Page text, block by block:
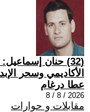
(32) حنان
الأكاديمي وسحر
عطا درغام
2026 / 8 / 8
مقابلات و حوارات